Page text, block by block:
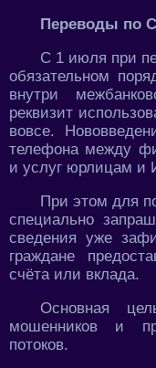
Переводы по
С 1 июля при
обязательном
внутри
реквизит
вовсе.
телефона между
и услуг юрлицам и
При этом для
специально
сведения уже
граждане
счёта или вклада.
Основная
мошенников и
потоков.